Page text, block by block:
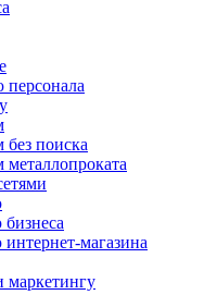
поиска
магазина
маркетингу